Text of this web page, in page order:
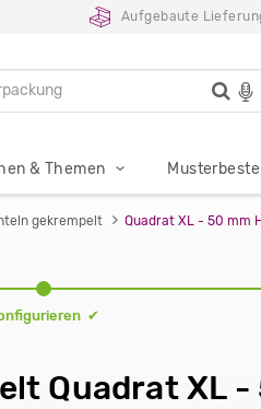
Aufgebaute
& Themen
gekrempelt Quadrat XL - 50 mm
✔
Quadrat XL -